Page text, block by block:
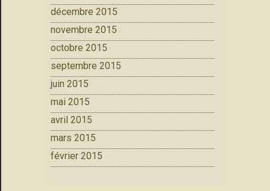
décembre 2015
novembre 2015
octobre 2015
septembre 2015
juin 2015
mai 2015
avril 2015
mars 2015
février 2015